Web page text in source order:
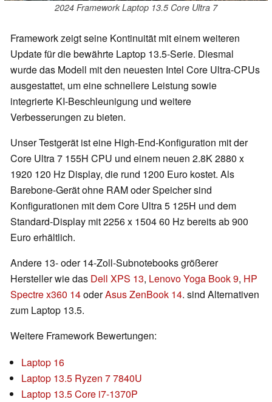
2024 Framework Laptop 13.5 Core Ultra 7
Framework zeigt seine Kontinuität mit einem weiteren
Update für die bewährte Laptop 13.5-Serie. Diesmal
wurde das Modell mit den neuesten Intel Core Ultra-CPUs
ausgestattet, um eine schnellere Leistung sowie
integrierte KI-Beschleunigung und weitere
Verbesserungen zu bieten.
Unser Testgerät ist eine High-End-Konfiguration mit der
Core Ultra 7 155H CPU und einem neuen 2.8K 2880 x
1920 120 Hz Display, die rund 1200 Euro kostet. Als
Barebone-Gerät ohne RAM oder Speicher sind
Konfigurationen mit dem Core Ultra 5 125H und dem
Standard-Display mit 2256 x 1504 60 Hz bereits ab 900
Euro erhältlich.
Andere 13- oder 14-Zoll-Subnotebooks größerer
Hersteller wie das Dell XPS 13, Lenovo Yoga Book 9, HP
Spectre x360 14oderAsus ZenBook 14. sind Alternativen
zum Laptop 13.5.
Weitere Framework Bewertungen:
Laptop 16
Laptop 13.5 Ryzen 7 7840U
Laptop 13.5 Core i7-1370P